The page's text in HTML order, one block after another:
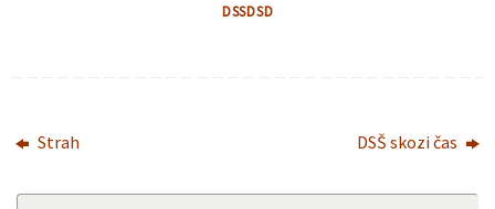
DSSDSD
Strah DSŠ skozi čas